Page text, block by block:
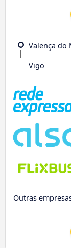
Valença do
Vigo
Outras